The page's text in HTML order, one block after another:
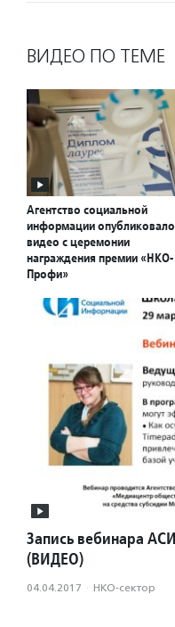
ВИДЕО ПО ТЕМЕ
Агентство социальной
информации опубликовало
видео с церемонии
награждения премии «НКО-
Профи»
Запись вебинара
(ВИДЕО)
04.04.2017 · НКО-сектор